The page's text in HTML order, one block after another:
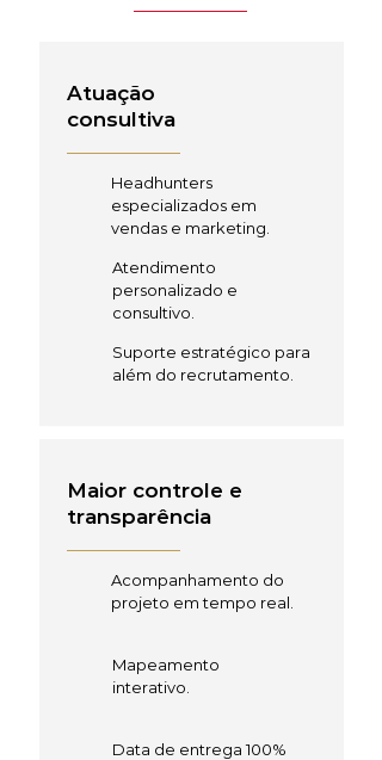
Atuação
consultiva
Headhunters
especializados em
vendas e marketing.
Atendimento
personalizado e
consultivo.
Suporte estratégico para
além do recrutamento.
Maior controle e
transparência
Acompanhamento do
projeto em tempo real.
Mapeamento
interativo.
Data de entrega 100%